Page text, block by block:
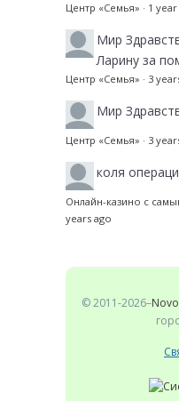
Центр «Семья» · 1
Мир
Ларину за
Центр «Семья» · 3
Мир
Центр «Семья» · 3
коля
Онлайн-казино с
years ago
© 2011-2026–